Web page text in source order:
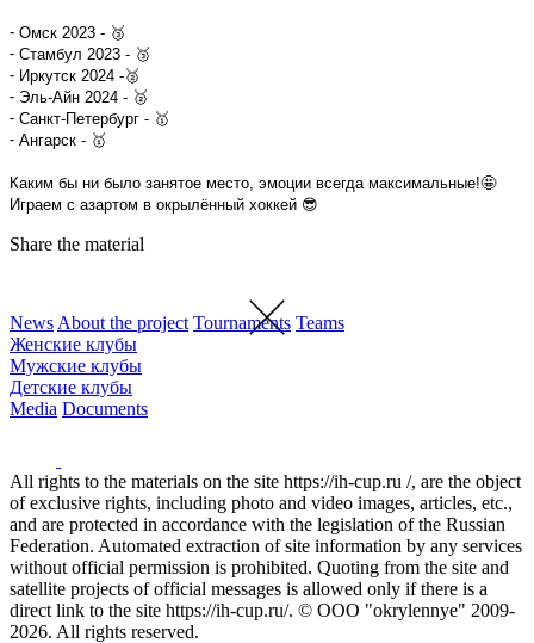
⁃ Омск 2023 - 🥉
⁃ Стамбул 2023 - 🥉
⁃ Иркутск 2024 -🥈
⁃ Эль-Айн 2024 - 🥈
⁃ Санкт-Петербург - 🥇
⁃ Ангарск - 🥇
Каким бы ни было занятое место, эмоции всегда максимальные!🤩
Играем с азартом в окрылённый хоккей 😎
Share the material
News About the project Tournaments Teams
Женские клубы
Мужские клубы
Детские клубы
Media Documents
All rights to the materials on the site https://ih-cup.ru /, are the object
of exclusive rights, including photo and video images, articles, etc.,
and are protected in accordance with the legislation of the Russian
Federation. Automated extraction of site information by any services
without official permission is prohibited. Quoting from the site and
satellite projects of official messages is allowed only if there is a
direct link to the site https://ih-cup.ru/. © OOO "okrylennye" 2009-
2026. All rights reserved.